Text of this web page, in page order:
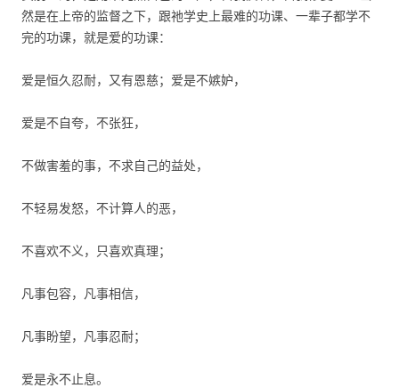
然是在上帝的监督之下，跟祂学史上最难的功课、一辈子都学不
完的功课，就是爱的功课：
爱是恒久忍耐，又有恩慈；爱是不嫉妒，
爱是不自夸，不张狂，
不做害羞的事，不求自己的益处，
不轻易发怒，不计算人的恶，
不喜欢不义，只喜欢真理；
凡事包容，凡事相信，
凡事盼望，凡事忍耐；
爱是永不止息。